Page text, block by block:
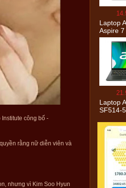
công bố -
rằng nữ diễn viên và
nhưng vì Kim Soo Hyun
Laptop
Aspire
R4ST
(R5
RAM/
SSD/
IPS/
4GB/
chính
Laptop
SF514-
RAM/
SSD/
Win10/
chính